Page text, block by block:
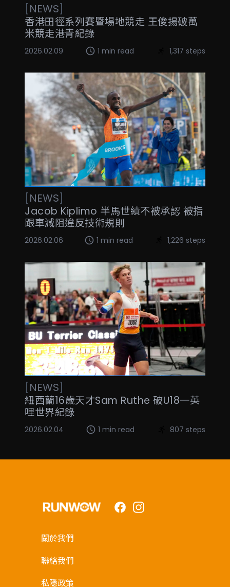
[NEWS]
香港田徑系列賽暨場地競走 王俊揚破萬
米競走港青紀錄
2026.02.09 1 min read 1,317 steps
[NEWS]
Jacob Kiplimo 半馬世績不被承認 被指
跟車減阻違反技術規則
2026.02.06 1 min read 1,226 steps
[NEWS]
紐西蘭16歲天才Sam Ruthe 破U18一英
哩世界紀錄
2026.02.04 1 min read 807 steps
FacebookInstagram
關於我們
聯絡我們
私隱政策